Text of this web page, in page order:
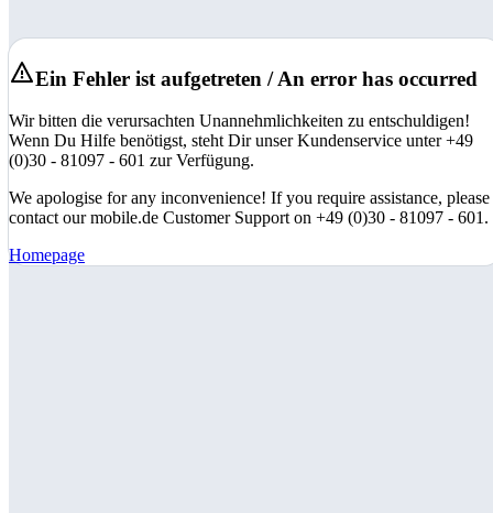
Ein Fehler ist aufgetreten / An error has occurred
Wir bitten die verursachten Unannehmlichkeiten zu entschuldigen!
Wenn Du Hilfe benötigst, steht Dir unser Kundenservice unter +49
(0)30 - 81097 - 601 zur Verfügung.
We apologise for any inconvenience! If you require assistance, please
contact our mobile.de Customer Support on +49 (0)30 - 81097 - 601.
Homepage